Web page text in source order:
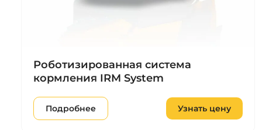
Роботизированная система
кормления IRM System
Подробнее Узнать цену